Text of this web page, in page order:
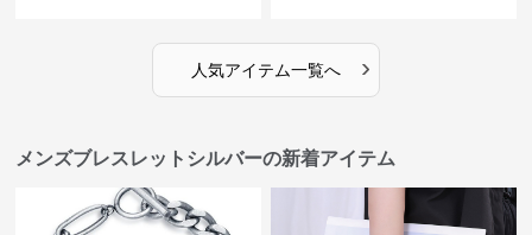
人気アイテム一覧へ ›
メンズブレスレットシルバーの新着アイテム